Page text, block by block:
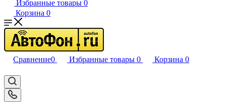
Избранные товары 0
Корзина 0
Сравнение0 Избранные товары 0 Корзина 0